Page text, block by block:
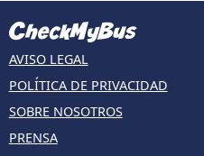
AVISO LEGAL
POLÍTICA DE PRIVACIDAD
SOBRE NOSOTROS
PRENSA